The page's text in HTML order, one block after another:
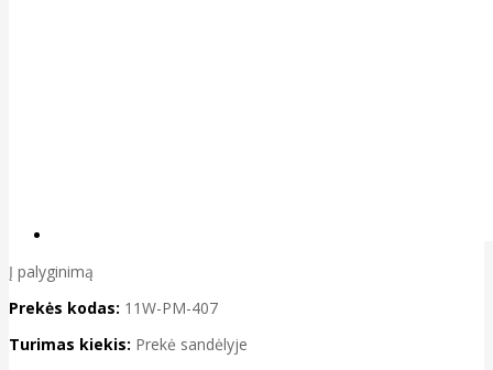
Į palyginimą
Prekės kodas: 11W-PM-407
Turimas kiekis: Prekė sandėlyje